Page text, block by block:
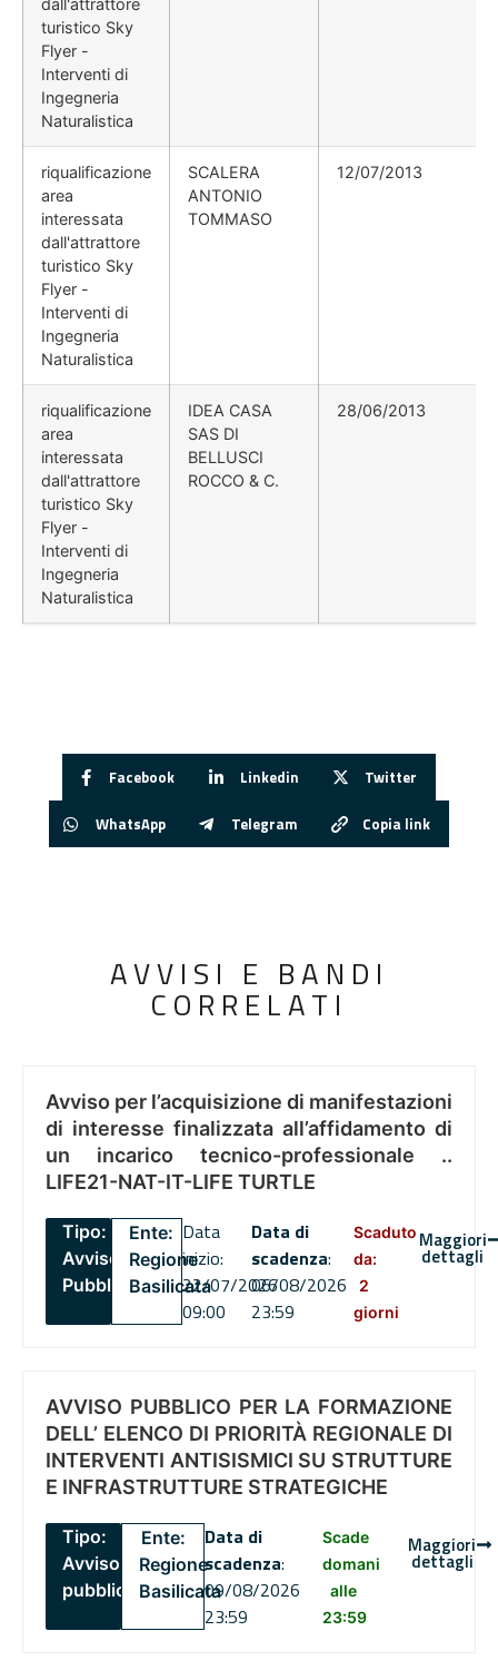
dall'attrattore
turistico Sky
Flyer -
Interventi di
Ingegneria
Naturalistica
riqualificazione
area
interessata
dall'attrattore
turistico Sky
Flyer -
Interventi di
Ingegneria
Naturalistica
SCALERA
ANTONIO
TOMMASO
12/07/2013
riqualificazione
area
interessata
dall'attrattore
turistico Sky
Flyer -
Interventi di
Ingegneria
Naturalistica
IDEA CASA
SAS DI
BELLUSCI
ROCCO & C.
28/06/2013
Facebook Linkedin Twitter
WhatsApp Telegram Copia link
AVVISI E BANDI
CORRELATI
Avviso per l’acquisizione di manifestazioni
di interesse finalizzata all’affidamento di
un incarico tecnico-professionale ..
LIFE21-NAT-IT-LIFE TURTLE
Tipo:
Avviso
Pubblico
Ente:
Regione
Basilicata
Data
inizio:
22/07/2026
09:00
Data di
scadenza:
06/08/2026
23:59
Scaduto
da:
2
giorni
Maggiori
dettagli
AVVISO PUBBLICO PER LA FORMAZIONE
DELL’ ELENCO DI PRIORITÀ REGIONALE DI
INTERVENTI ANTISISMICI SU STRUTTURE
E INFRASTRUTTURE STRATEGICHE
Tipo:
Avviso
pubblico
Ente:
Regione
Basilicata
Data di
scadenza:
09/08/2026
23:59
Scade
domani
alle
23:59
Maggiori
dettagli